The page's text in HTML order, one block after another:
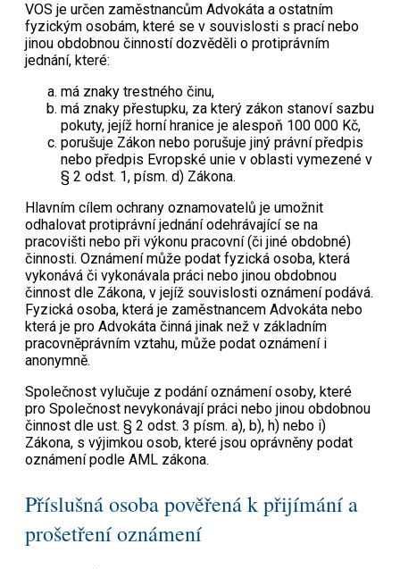
VOS je určen zaměstnancům Advokáta a ostatním
fyzickým osobám, které se v souvislosti s prací nebo
jinou obdobnou činností dozvěděli o protiprávním
jednání, které:
má znaky trestného činu,
má znaky přestupku, za který zákon stanoví sazbu
pokuty, jejíž horní hranice je alespoň 100 000 Kč,
porušuje Zákon nebo porušuje jiný právní předpis
nebo předpis Evropské unie v oblasti vymezené v
§ 2 odst. 1, písm. d) Zákona.
Hlavním cílem ochrany oznamovatelů je umožnit
odhalovat protiprávní jednání odehrávající se na
pracovišti nebo při výkonu pracovní (či jiné obdobné)
činnosti. Oznámení může podat fyzická osoba, která
vykonává či vykonávala práci nebo jinou obdobnou
činnost dle Zákona, v jejíž souvislosti oznámení podává.
Fyzická osoba, která je zaměstnancem Advokáta nebo
která je pro Advokáta činná jinak než v základním
pracovněprávním vztahu, může podat oznámení i
anonymně.
Společnost vylučuje z podání oznámení osoby, které
pro Společnost nevykonávají práci nebo jinou obdobnou
činnost dle ust. § 2 odst. 3 písm. a), b), h) nebo i)
Zákona, s výjimkou osob, které jsou oprávněny podat
oznámení podle AML zákona.
Příslušná osoba pověřená k přijímání a
prošetření oznámení